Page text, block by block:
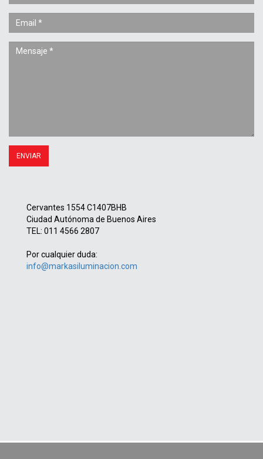
Cervantes 1554 C1407BHB
Ciudad Autónoma de Buenos Aires
TEL: 011 4566 2807
Por cualquier duda:
info@markasiluminacion.com